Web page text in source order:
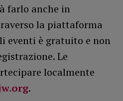
farlo anche in
la piattaforma
eventi è gratuito e non
Le
localmente
.